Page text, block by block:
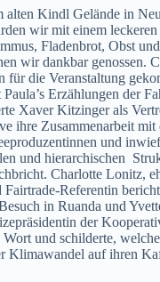
alten Kindl Gelände in
wir mit einem leckeren
Fladenbrot, Obst
wir dankbar genossen.
für die Veranstaltung
Erzählungen der
Xaver Kitzinger als
ihre Zusammenarbeit mit
und
und hierarchischen
Charlotte Lonitz,
Referentin
in Ruanda und
der
und schilderte, welche
Klimawandel auf ihren